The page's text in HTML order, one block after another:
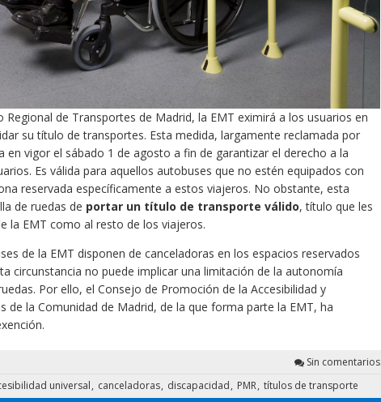
Regional de Transportes de Madrid, la EMT eximirá a los usuarios en
su título de transportes. Esta medida, largamente reclamada por
en vigor el sábado 1 de agosto a fin de garantizar el derecho a la
Es válida para aquellos autobuses que no estén equipados con
reservada específicamente a estos viajeros. No obstante, esta
de ruedas de portar un título de transporte válido, título que les
la EMT como al resto de los viajeros.
de la EMT disponen de canceladoras en los espacios reservados
circunstancia no puede implicar una limitación de la autonomía
Por ello, el Consejo de Promoción de la Accesibilidad y
de la Comunidad de Madrid, de la que forma parte la EMT, ha
Sin comentarios
universal canceladoras discapacidad PMR títulos de transporte